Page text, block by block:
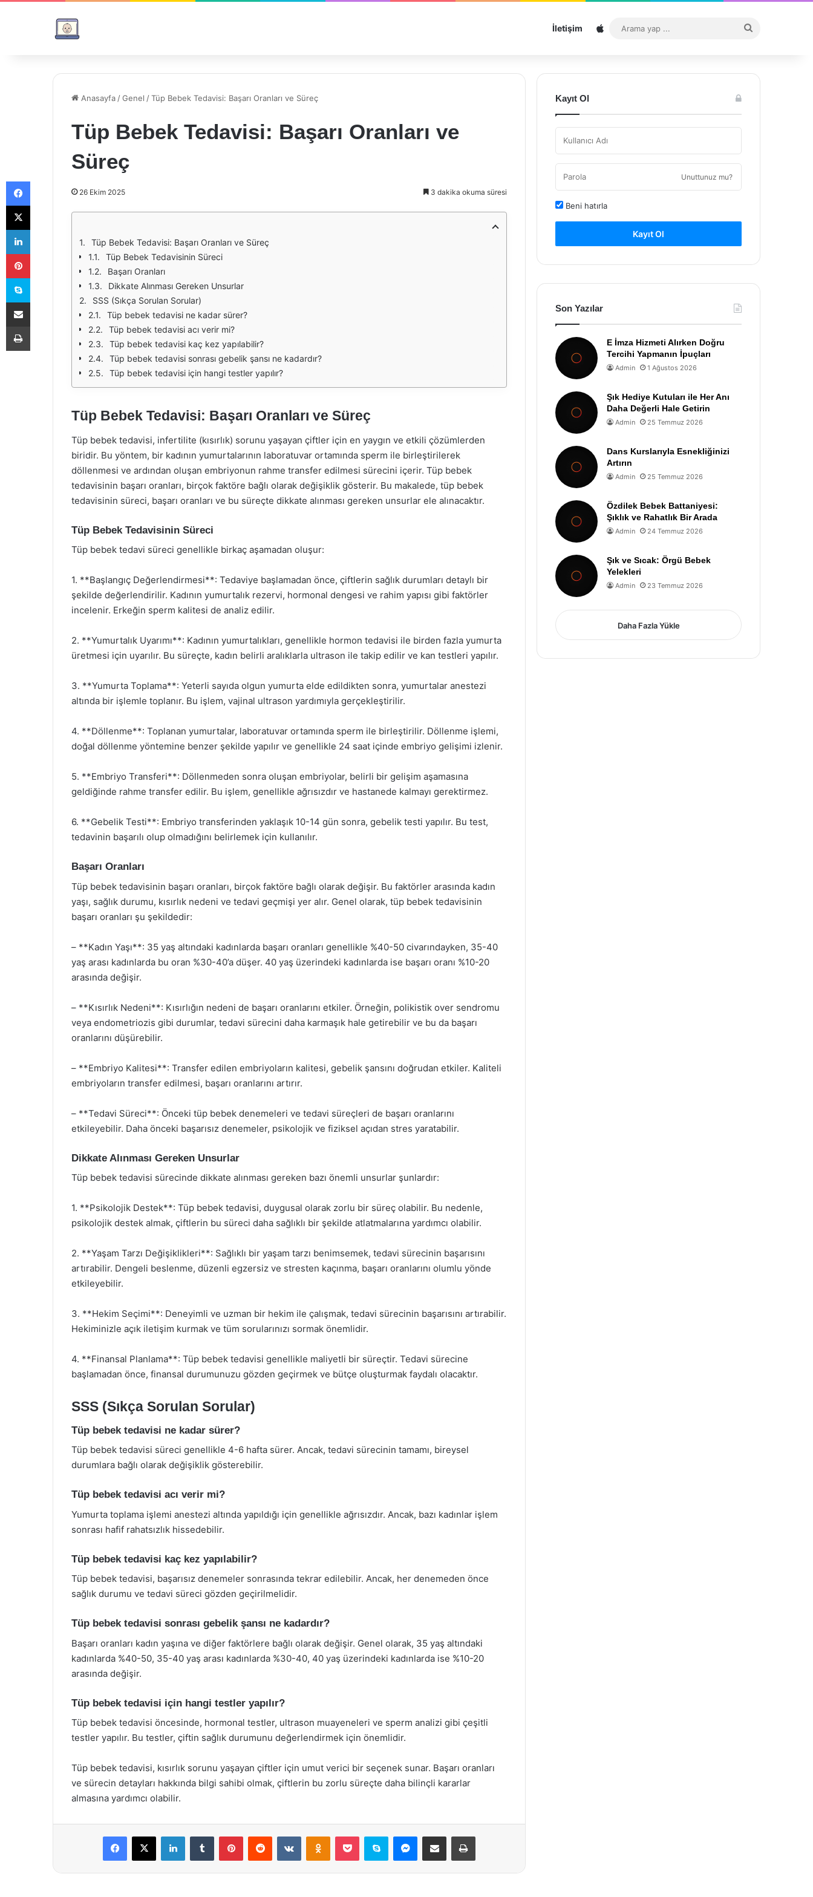
İletişim Sitemap
...
Anasayfa /Genel /Tüp Bebek Tedavisi: Başarı Oranları ve Süreç
Tüp Bebek Tedavisi: Başarı Oranları ve
Süreç
26 Ekim 2025 3 dakika okuma süresi
Tüp Bebek Tedavisi: Başarı Oranları ve Süreç
Tüp Bebek Tedavisinin Süreci
Başarı Oranları
Dikkate Alınması Gereken Unsurlar
SSS (Sıkça Sorulan Sorular)
Tüp bebek tedavisi ne kadar sürer?
Tüp bebek tedavisi acı verir mi?
Tüp bebek tedavisi kaç kez yapılabilir?
Tüp bebek tedavisi sonrası gebelik şansı ne kadardır?
Tüp bebek tedavisi için hangi testler yapılır?
Tüp Bebek Tedavisi: Başarı Oranları ve Süreç
Tüp bebek tedavisi, infertilite (kısırlık) sorunu yaşayan çiftler için en yaygın ve etkili çözümlerden
biridir. Bu yöntem, bir kadının yumurtalarının laboratuvar ortamında sperm ile birleştirilerek
döllenmesi ve ardından oluşan embriyonun rahme transfer edilmesi sürecini içerir. Tüp bebek
tedavisinin başarı oranları, birçok faktöre bağlı olarak değişiklik gösterir. Bu makalede, tüp bebek
tedavisinin süreci, başarı oranları ve bu süreçte dikkate alınması gereken unsurlar ele alınacaktır.
Tüp Bebek Tedavisinin Süreci
Tüp bebek tedavi süreci genellikle birkaç aşamadan oluşur:
1. **Başlangıç Değerlendirmesi**: Tedaviye başlamadan önce, çiftlerin sağlık durumları detaylı bir
şekilde değerlendirilir. Kadının yumurtalık rezervi, hormonal dengesi ve rahim yapısı gibi faktörler
incelenir. Erkeğin sperm kalitesi de analiz edilir.
2. **Yumurtalık Uyarımı**: Kadının yumurtalıkları, genellikle hormon tedavisi ile birden fazla yumurta
üretmesi için uyarılır. Bu süreçte, kadın belirli aralıklarla ultrason ile takip edilir ve kan testleri yapılır.
3. **Yumurta Toplama**: Yeterli sayıda olgun yumurta elde edildikten sonra, yumurtalar anestezi
altında bir işlemle toplanır. Bu işlem, vajinal ultrason yardımıyla gerçekleştirilir.
4. **Döllenme**: Toplanan yumurtalar, laboratuvar ortamında sperm ile birleştirilir. Döllenme işlemi,
doğal döllenme yöntemine benzer şekilde yapılır ve genellikle 24 saat içinde embriyo gelişimi izlenir.
5. **Embriyo Transferi**: Döllenmeden sonra oluşan embriyolar, belirli bir gelişim aşamasına
geldiğinde rahme transfer edilir. Bu işlem, genellikle ağrısızdır ve hastanede kalmayı gerektirmez.
6. **Gebelik Testi**: Embriyo transferinden yaklaşık 10-14 gün sonra, gebelik testi yapılır. Bu test,
tedavinin başarılı olup olmadığını belirlemek için kullanılır.
Başarı Oranları
Tüp bebek tedavisinin başarı oranları, birçok faktöre bağlı olarak değişir. Bu faktörler arasında kadın
yaşı, sağlık durumu, kısırlık nedeni ve tedavi geçmişi yer alır. Genel olarak, tüp bebek tedavisinin
başarı oranları şu şekildedir:
– **Kadın Yaşı**: 35 yaş altındaki kadınlarda başarı oranları genellikle %40-50 civarındayken, 35-40
yaş arası kadınlarda bu oran %30-40’a düşer. 40 yaş üzerindeki kadınlarda ise başarı oranı %10-20
arasında değişir.
– **Kısırlık Nedeni**: Kısırlığın nedeni de başarı oranlarını etkiler. Örneğin, polikistik over sendromu
veya endometriozis gibi durumlar, tedavi sürecini daha karmaşık hale getirebilir ve bu da başarı
oranlarını düşürebilir.
– **Embriyo Kalitesi**: Transfer edilen embriyoların kalitesi, gebelik şansını doğrudan etkiler. Kaliteli
embriyoların transfer edilmesi, başarı oranlarını artırır.
– **Tedavi Süreci**: Önceki tüp bebek denemeleri ve tedavi süreçleri de başarı oranlarını
etkileyebilir. Daha önceki başarısız denemeler, psikolojik ve fiziksel açıdan stres yaratabilir.
Dikkate Alınması Gereken Unsurlar
Tüp bebek tedavisi sürecinde dikkate alınması gereken bazı önemli unsurlar şunlardır:
1. **Psikolojik Destek**: Tüp bebek tedavisi, duygusal olarak zorlu bir süreç olabilir. Bu nedenle,
psikolojik destek almak, çiftlerin bu süreci daha sağlıklı bir şekilde atlatmalarına yardımcı olabilir.
2. **Yaşam Tarzı Değişiklikleri**: Sağlıklı bir yaşam tarzı benimsemek, tedavi sürecinin başarısını
artırabilir. Dengeli beslenme, düzenli egzersiz ve stresten kaçınma, başarı oranlarını olumlu yönde
etkileyebilir.
3. **Hekim Seçimi**: Deneyimli ve uzman bir hekim ile çalışmak, tedavi sürecinin başarısını artırabilir.
Hekiminizle açık iletişim kurmak ve tüm sorularınızı sormak önemlidir.
4. **Finansal Planlama**: Tüp bebek tedavisi genellikle maliyetli bir süreçtir. Tedavi sürecine
başlamadan önce, finansal durumunuzu gözden geçirmek ve bütçe oluşturmak faydalı olacaktır.
SSS (Sıkça Sorulan Sorular)
Tüp bebek tedavisi ne kadar sürer?
Tüp bebek tedavisi süreci genellikle 4-6 hafta sürer. Ancak, tedavi sürecinin tamamı, bireysel
durumlara bağlı olarak değişiklik gösterebilir.
Tüp bebek tedavisi acı verir mi?
Yumurta toplama işlemi anestezi altında yapıldığı için genellikle ağrısızdır. Ancak, bazı kadınlar işlem
sonrası hafif rahatsızlık hissedebilir.
Tüp bebek tedavisi kaç kez yapılabilir?
Tüp bebek tedavisi, başarısız denemeler sonrasında tekrar edilebilir. Ancak, her denemeden önce
sağlık durumu ve tedavi süreci gözden geçirilmelidir.
Tüp bebek tedavisi sonrası gebelik şansı ne kadardır?
Başarı oranları kadın yaşına ve diğer faktörlere bağlı olarak değişir. Genel olarak, 35 yaş altındaki
kadınlarda %40-50, 35-40 yaş arası kadınlarda %30-40, 40 yaş üzerindeki kadınlarda ise %10-20
arasında değişir.
Tüp bebek tedavisi için hangi testler yapılır?
Tüp bebek tedavisi öncesinde, hormonal testler, ultrason muayeneleri ve sperm analizi gibi çeşitli
testler yapılır. Bu testler, çiftin sağlık durumunu değerlendirmek için önemlidir.
Tüp bebek tedavisi, kısırlık sorunu yaşayan çiftler için umut verici bir seçenek sunar. Başarı oranları
ve sürecin detayları hakkında bilgi sahibi olmak, çiftlerin bu zorlu süreçte daha bilinçli kararlar
almasına yardımcı olabilir.
Facebook
X LinkedInTumblr PinterestReddit VKontakteOdnoklassniki
Pocket Skype Messenger
E-Posta ile paylaş Yazdır
Kayıt Ol
Unuttunuz mu?
Beni hatırla
Kayıt Ol
Son Yazılar
E İmza Hizmeti Alırken Doğru
Tercihi Yapmanın İpuçları
Admin 1 Ağustos 2026
Şık Hediye Kutuları ile Her Anı
Daha Değerli Hale Getirin
Admin 25 Temmuz 2026
Dans Kurslarıyla Esnekliğinizi
Artırın
Admin 25 Temmuz 2026
Özdilek Bebek Battaniyesi:
Şıklık ve Rahatlık Bir Arada
Admin 24 Temmuz 2026
Şık ve Sıcak: Örgü Bebek
Yelekleri
Admin 23 Temmuz 2026
Daha Fazla Yükle
Facebook
X
LinkedIn
Pinterest
Skype
E-Posta ile paylaş